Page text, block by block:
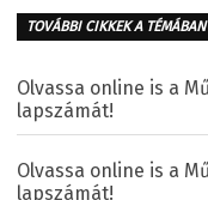
TOVÁBBI CIKKEK A TÉMÁBAN
Olvassa online is a
lapszámát!
Olvassa online is a
lapszámát!